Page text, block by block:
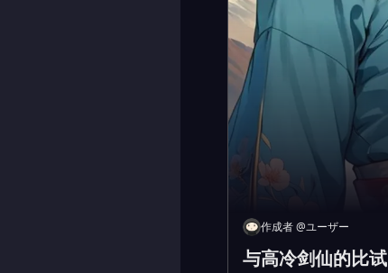
作成者@ユーザー
与高冷剑仙的比试